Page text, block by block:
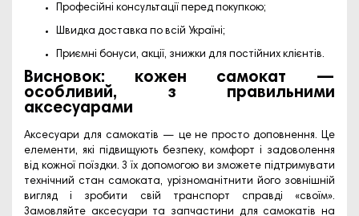
Професійні консультації перед покупкою;
Швидка доставка по всій Україні;
Приємні бонуси, акції, знижки для постійних клієнтів.
Висновок: кожен самокат —
особливий, з правильними
аксесуарами
Аксесуари для самокатів — це не просто доповнення. Це
елементи, які підвищують безпеку, комфорт і задоволення
від кожної поїздки. З їх допомогою ви зможете підтримувати
технічний стан самоката, урізноманітнити його зовнішній
вигляд і зробити свій транспорт справді «своїм».
Замовляйте аксесуари та запчастини для самокатів на